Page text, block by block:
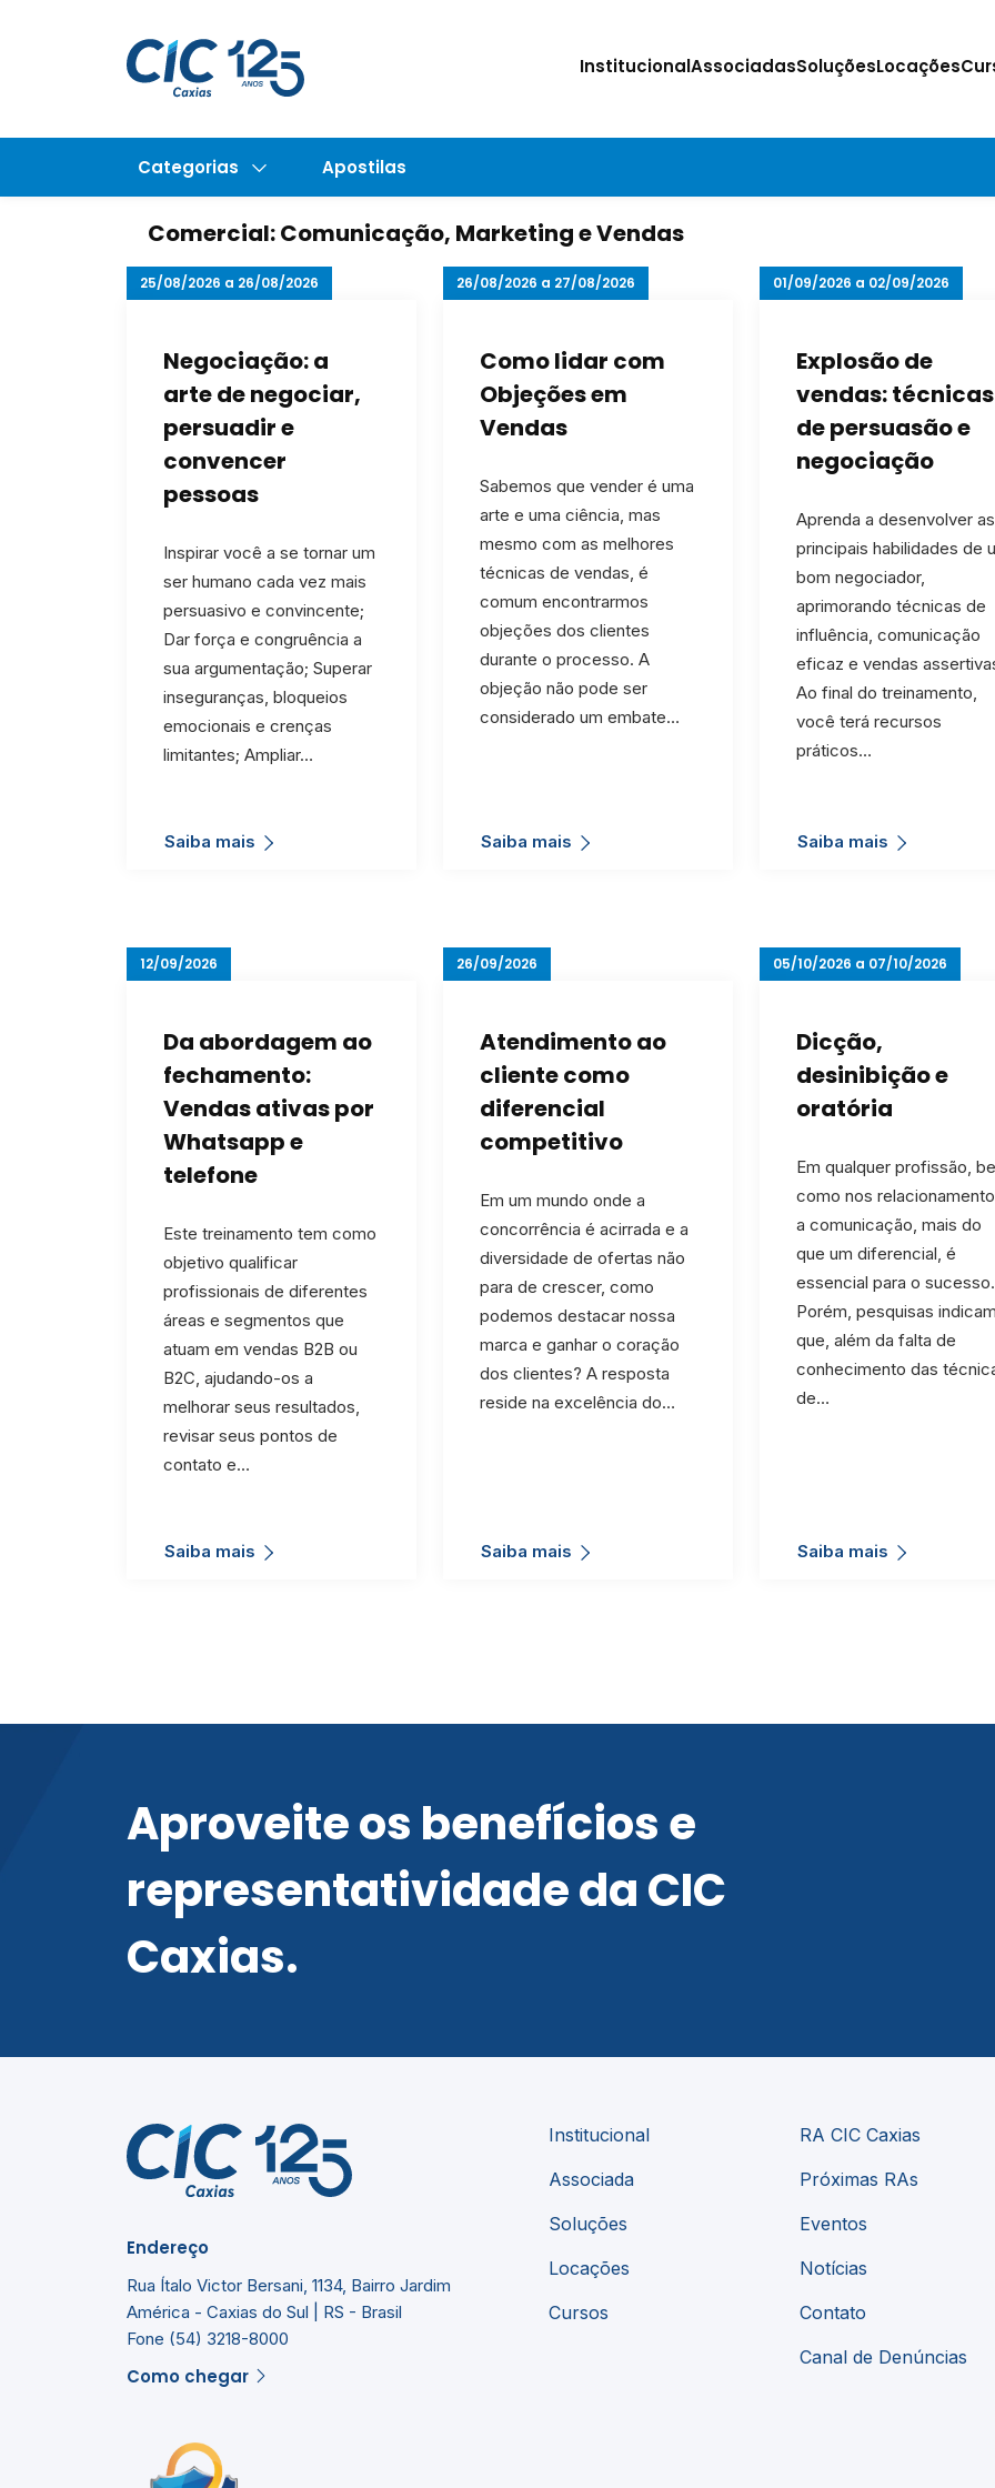
InstitucionalAssociadasSoluçõesLocações
Categorias Apostilas
Comercial: Comunicação, Marketing e Vendas
25/08/2026 a 26/08/2026
Negociação: a
arte de negociar,
persuadir e
convencer
pessoas
Inspirar você a se tornar um
ser humano cada vez mais
persuasivo e convincente;
Dar força e congruência a
sua argumentação; Superar
inseguranças, bloqueios
emocionais e crenças
limitantes; Ampliar…
Saiba mais
26/08/2026 a 27/08/2026
Como lidar com
Objeções em
Vendas
Sabemos que vender é uma
arte e uma ciência, mas
mesmo com as melhores
técnicas de vendas, é
comum encontrarmos
objeções dos clientes
durante o processo. A
objeção não pode ser
considerado um embate…
Saiba mais
01/09/2026 a 02/09/2026
Explosão de
vendas: técnicas
de persuasão e
negociação
Aprenda a desenvolver as
principais habilidades de
bom negociador,
aprimorando técnicas de
influência, comunicação
eficaz e vendas
Ao final do treinamento,
você terá recursos
práticos…
Saiba mais
12/09/2026
Da abordagem ao
fechamento:
Vendas ativas por
Whatsapp e
telefone
Este treinamento tem como
objetivo qualificar
profissionais de diferentes
áreas e segmentos que
atuam em vendas B2B ou
B2C, ajudando-os a
melhorar seus resultados,
revisar seus pontos de
contato e…
Saiba mais
26/09/2026
Atendimento ao
cliente como
diferencial
competitivo
Em um mundo onde a
concorrência é acirrada e a
diversidade de ofertas não
para de crescer, como
podemos destacar nossa
marca e ganhar o coração
dos clientes? A resposta
reside na excelência do…
Saiba mais
05/10/2026 a 07/10/2026
Dicção,
desinibição e
oratória
Em qualquer profissão,
como nos
a comunicação, mais do
que um diferencial, é
essencial para o sucesso.
Porém, pesquisas indicam
que, além da falta de
conhecimento das
de…
Saiba mais
Aproveite os benefícios e
representatividade da CIC
Caxias.
Endereço
Rua Ítalo Victor Bersani, 1134, Bairro Jardim
América - Caxias do Sul | RS - Brasil
Fone (54) 3218-8000
Como chegar
Institucional
Associada
Soluções
Locações
Cursos
RA CIC Caxias
Próximas RAs
Eventos
Notícias
Contato
Canal de Denúncias